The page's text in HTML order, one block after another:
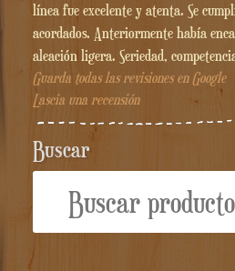
línea fue excelente y atenta. Se
acordados. Anteriormente había
aleación ligera. Seriedad,
Guarda todas las revisiones en Google
Lascia una recensión
Buscar